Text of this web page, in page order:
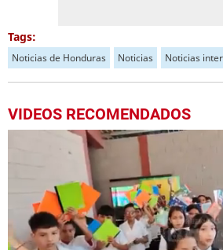
Tags:
Noticias de Honduras Noticias Noticias
VIDEOS RECOMENDADOS